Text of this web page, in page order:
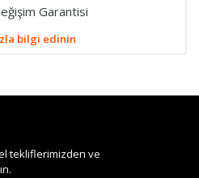
Garantisi
bilgi edinin
tekliflerimizden ve